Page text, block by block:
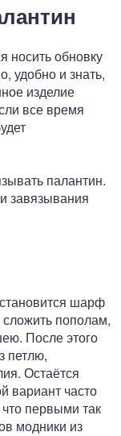
носить обновку
удобно и знать,
изделие
все время
палантин.
завязывания
шарф
пополам,
После этого
петлю,
Остаётся
вариант часто
первыми так
модники из